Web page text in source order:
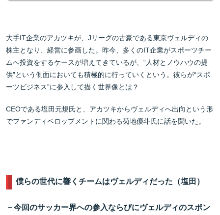
大手IT企業のアカツキが、Jリーグの古豪である東京ヴェルディの
株主となり、経営に参画した。昨今、多くのIT企業がスポーツチー
ムへ投資をするケースが増えてきているが、“人材とノウハウの提
供”という側面においても積極的に行っていくという。彼らが“スポ
ーツビジネス”に参入して描く世界像とは？
CEOである塩田元規氏と、アカツキからヴェルディへ出向という形
でファンディベロップメントに関わる菊地優斗氏に話を聞いた。
僕らの世代に響くチームはヴェルディだった（塩田）
－今回のサッカー界への参入ならびにヴェルディのスポン